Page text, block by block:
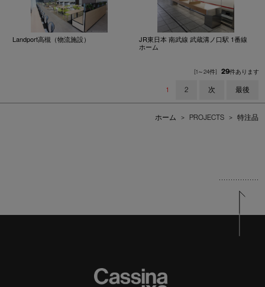
Landport高槻（物流施設）
JR東日本 南武線 武蔵溝ノ口駅 1番線
ホーム
[1～24件] 29件あります
1 2 次 最後
ホーム > PROJECTS > 特注品